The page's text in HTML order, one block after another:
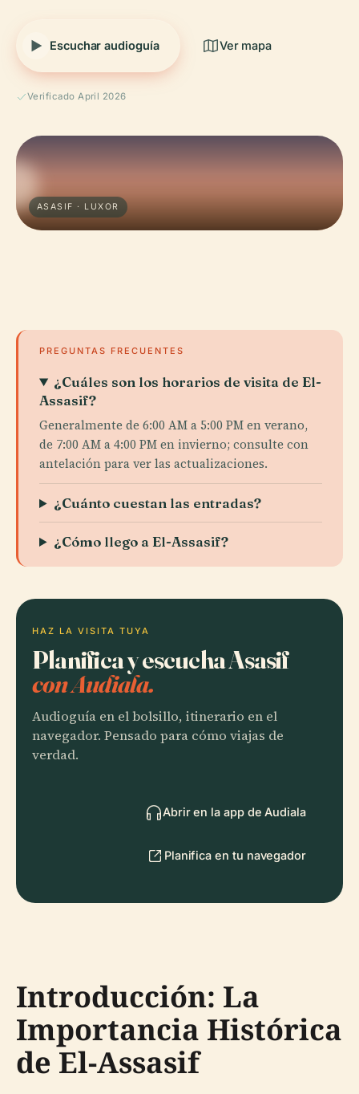
Escuchar audioguía Ver mapa
Verificado April 2026
ASASIF · LUXOR
PREGUNTAS FRECUENTES
¿Cuáles son los horarios de visita de El-
Assasif?
Generalmente de 6:00 AM a 5:00 PM en verano,
de 7:00 AM a 4:00 PM en invierno; consulte con
antelación para ver las actualizaciones.
¿Cuánto cuestan las entradas?
¿Cómo llego a El-Assasif?
HAZ LA VISITA TUYA
Planifica y escucha Asasif
con Audiala.
Audioguía en el bolsillo, itinerario en el
navegador. Pensado para cómo viajas de
verdad.
Abrir en la app de Audiala
Planifica en tu navegador
Introducción: La
Importancia Histórica
de El-Assasif